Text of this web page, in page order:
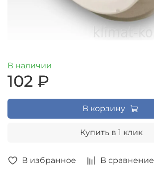
В избранное В сравнение
В наличии
102 ₽
В корзину
Купить в 1 клик